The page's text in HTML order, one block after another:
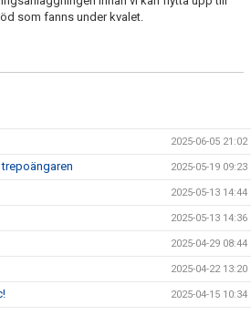
som fanns under kvalet.
2025-06-05 21:02
2025-05-19 09:23
2025-05-13 14:44
2025-05-13 14:36
2025-04-29 08:44
2025-04-22 13:20
2025-04-15 10:34